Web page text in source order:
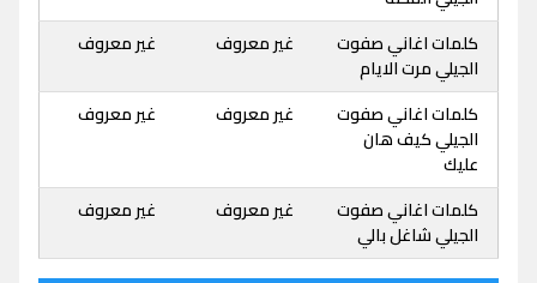
كلمات اغاني صفوت
الجيلي مرت الايام
غير معروف غير معروف
كلمات اغاني صفوت
الجيلي كيف هان
عليك
غير معروف غير معروف
كلمات اغاني صفوت
الجيلي شاغل بالي
غير معروف غير معروف